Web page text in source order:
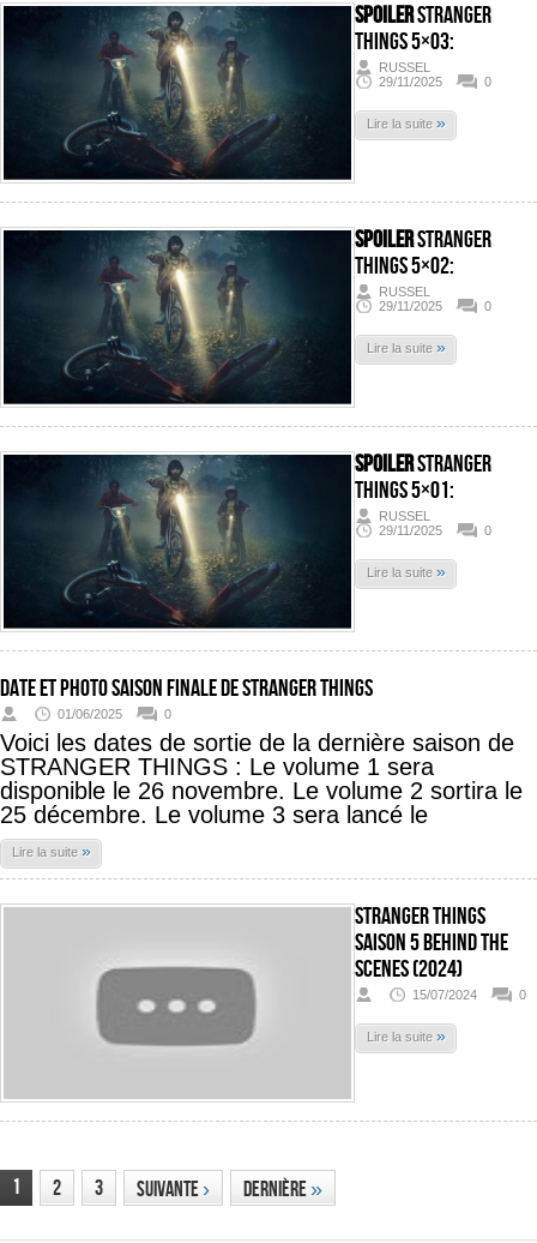
SPOILERStranger
Things 5×03:
RUSSEL
29/11/2025
0
Lire la suite »
SPOILERStranger
Things 5×02:
RUSSEL
29/11/2025
0
Lire la suite »
SPOILERStranger
Things 5×01:
RUSSEL
29/11/2025
0
Lire la suite »
Date et photo saison finale de Stranger Things
01/06/2025 0
Voici les dates de sortie de la dernière saison de
STRANGER THINGS : Le volume 1 sera
disponible le 26 novembre. Le volume 2 sortira le
25 décembre. Le volume 3 sera lancé le
Lire la suite »
Stranger Things
Saison 5 Behind The
Scenes (2024)
15/07/2024 0
Lire la suite »
1 2 3 Suivante› Dernière»